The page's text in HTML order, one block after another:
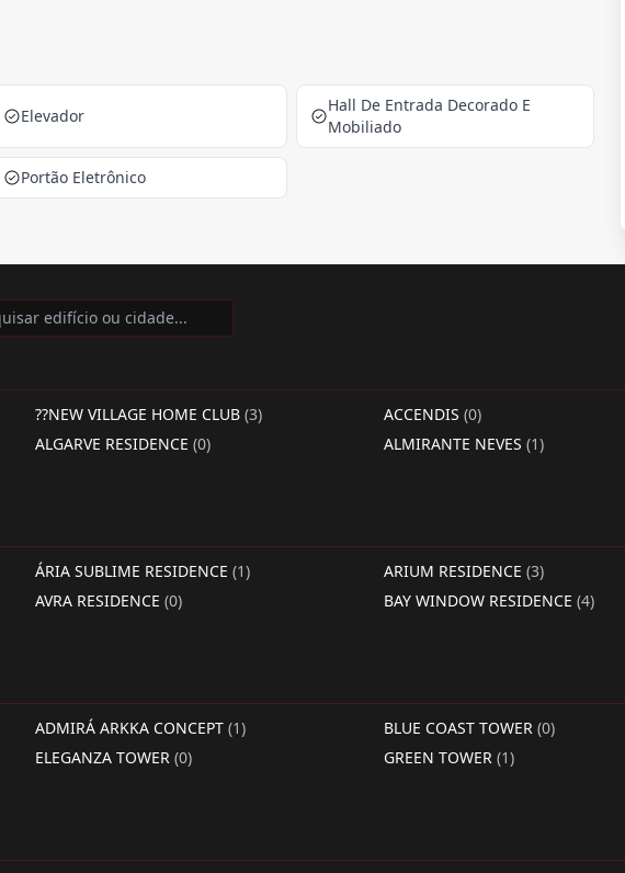
Elevador
Hall De Entrada Decorado E
Mobiliado
Portão Eletrônico
??NEW VILLAGE HOME CLUB (3) ACCENDIS (0)
ALGARVE RESIDENCE (0) ALMIRANTE NEVES (1)
ÁRIA SUBLIME RESIDENCE (1) ARIUM RESIDENCE (3)
AVRA RESIDENCE (0) BAY WINDOW RESIDENCE (4)
ADMIRÁ ARKKA CONCEPT (1) BLUE COAST TOWER (0)
ELEGANZA TOWER (0) GREEN TOWER (1)